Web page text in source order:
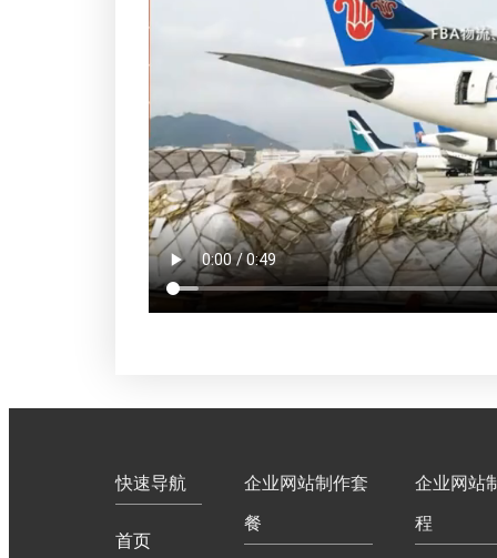
快速导航
首页
企业网站制作套
餐
企业网站
程